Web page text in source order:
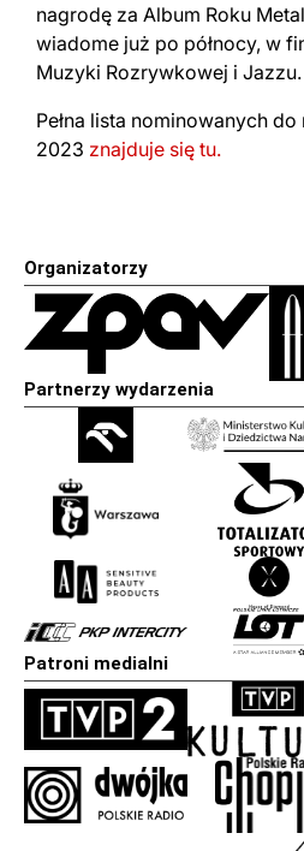
nagrodę za Album Roku
wiadome już po północy, w
Muzyki Rozrywkowej i Jazzu.
Pełna lista nominowanych
2023 znajduje się tu.
Organizatorzy
Partnerzy wydarzenia
Patroni medialni